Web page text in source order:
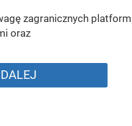
zagranicznych platform
oraz